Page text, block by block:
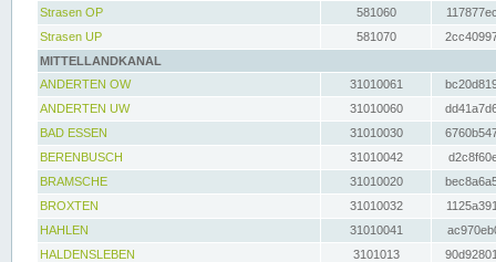
Strasen OP
581060
Strasen UP
581070
MITTELLANDKANAL
ANDERTEN OW
31010061
ANDERTEN UW
31010060
BAD ESSEN
31010030
BERENBUSCH
31010042
BRAMSCHE
31010020
BROXTEN
31010032
HAHLEN
31010041
HALDENSLEBEN
3101013